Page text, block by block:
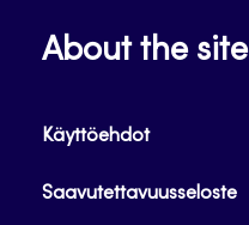
About the site
Käyttöehdot
Saavutettavuusseloste